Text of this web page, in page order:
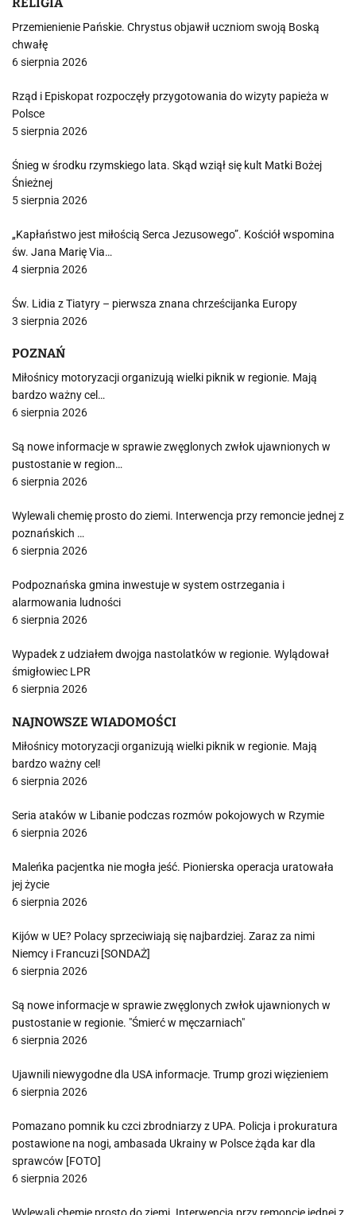
Przemienienie Pańskie. Chrystus objawił uczniom swoją Boską
chwałę
6 sierpnia 2026
Rząd i Episkopat rozpoczęły przygotowania do wizyty papieża w
Polsce
5 sierpnia 2026
Śnieg w środku rzymskiego lata. Skąd wziął się kult Matki Bożej
Śnieżnej
5 sierpnia 2026
„Kapłaństwo jest miłością Serca Jezusowego”. Kościół wspomina
św. Jana Marię Via…
4 sierpnia 2026
Św. Lidia z Tiatyry – pierwsza znana chrześcijanka Europy
3 sierpnia 2026
POZNAŃ
Miłośnicy motoryzacji organizują wielki piknik w regionie. Mają
bardzo ważny cel…
6 sierpnia 2026
Są nowe informacje w sprawie zwęglonych zwłok ujawnionych w
pustostanie w region…
6 sierpnia 2026
Wylewali chemię prosto do ziemi. Interwencja przy remoncie jednej z
poznańskich …
6 sierpnia 2026
Podpoznańska gmina inwestuje w system ostrzegania i
alarmowania ludności
6 sierpnia 2026
Wypadek z udziałem dwojga nastolatków w regionie. Wylądował
śmigłowiec LPR
6 sierpnia 2026
NAJNOWSZE WIADOMOŚCI
Miłośnicy motoryzacji organizują wielki piknik w regionie. Mają
bardzo ważny cel!
6 sierpnia 2026
Seria ataków w Libanie podczas rozmów pokojowych w Rzymie
6 sierpnia 2026
Maleńka pacjentka nie mogła jeść. Pionierska operacja uratowała
jej życie
6 sierpnia 2026
Kijów w UE? Polacy sprzeciwiają się najbardziej. Zaraz za nimi
Niemcy i Francuzi [SONDAŻ]
6 sierpnia 2026
Są nowe informacje w sprawie zwęglonych zwłok ujawnionych w
pustostanie w regionie. "Śmierć w męczarniach"
6 sierpnia 2026
Ujawnili niewygodne dla USA informacje. Trump grozi więzieniem
6 sierpnia 2026
Pomazano pomnik ku czci zbrodniarzy z UPA. Policja i prokuratura
postawione na nogi, ambasada Ukrainy w Polsce żąda kar dla
sprawców [FOTO]
6 sierpnia 2026